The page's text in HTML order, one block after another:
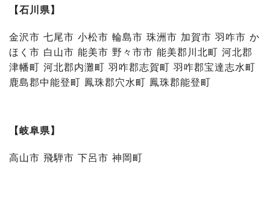
【石川県】
金沢市 七尾市 小松市 輪島市 珠洲市 加賀市 羽咋市 か
ほく市 白山市 能美市 野々市市 能美郡川北町 河北郡
津幡町 河北郡内灘町 羽咋郡志賀町 羽咋郡宝達志水町
鹿島郡中能登町 鳳珠郡穴水町 鳳珠郡能登町
【岐阜県】
高山市 飛騨市 下呂市 神岡町